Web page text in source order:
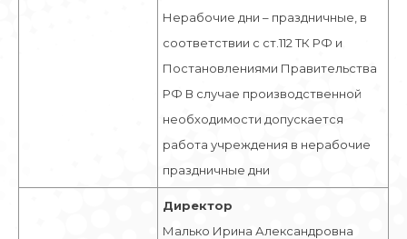
Нерабочие дни – праздничные, в
соответствии с ст.112 ТК РФ и
Постановлениями Правительства
РФ В случае производственной
необходимости допускается
работа учреждения в нерабочие
праздничные дни
Директор
Малько Ирина Александровна